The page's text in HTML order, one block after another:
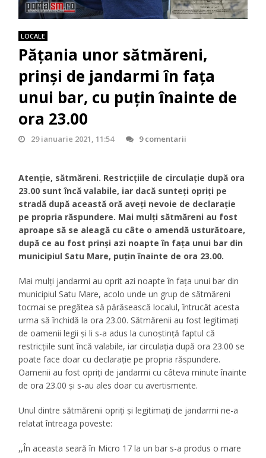
LOCALE
Pățania unor sătmăreni,
prinși de jandarmi în fața
unui bar, cu puțin înainte de
ora 23.00
29 ianuarie 2021, 11:54 9 comentarii
Atenție, sătmăreni. Restricțiile de circulație după ora
23.00 sunt încă valabile, iar dacă sunteți opriți pe
stradă după această oră aveți nevoie de declarație
pe propria răspundere. Mai mulți sătmăreni au fost
aproape să se aleagă cu câte o amendă usturătoare,
după ce au fost prinși azi noapte în fața unui bar din
municipiul Satu Mare, puțin înainte de ora 23.00.
Mai mulți jandarmi au oprit azi noapte în fața unui bar din
municipiul Satu Mare, acolo unde un grup de sătmăreni
tocmai se pregătea să părăsească localul, întrucât acesta
urma să închidă la ora 23.00. Sătmărenii au fost legitimați
de oamenii legii și li s-a adus la cunoștință faptul că
restricțiile sunt încă valabile, iar circulația după ora 23.00 se
poate face doar cu declarație pe propria răspundere.
Oamenii au fost opriți de jandarmi cu câteva minute înainte
de ora 23.00 și s-au ales doar cu avertismente.
Unul dintre sătmărenii opriți și legitimați de jandarmi ne-a
relatat întreaga poveste:
,,În aceasta seară în Micro 17 la un bar s-a produs o mare